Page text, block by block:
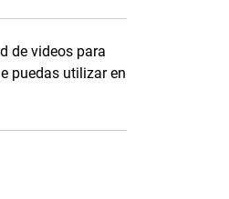
de videos para
puedas utilizar en